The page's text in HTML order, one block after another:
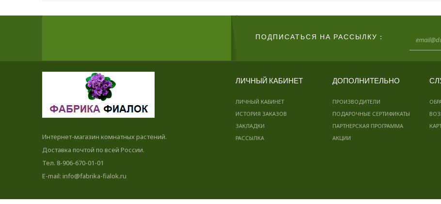
ПОДПИСАТЬСЯ НА РАССЫЛКУ :
Интернет-магазин комнатных растений.
Доставка почтой по всей России.
Тел. 8-906-670-01-01
E-mail: info@fabrika-fialok.ru
ЛИЧНЫЙ КАБИНЕТ
ЛИЧНЫЙ КАБИНЕТ
ИСТОРИЯ ЗАКАЗОВ
ЗАКЛАДКИ
РАССЫЛКА
ДОПОЛНИТЕЛЬНО
ПРОИЗВОДИТЕЛИ
ПОДАРОЧНЫЕ СЕРТИФИКАТЫ
ПАРТНЕРСКАЯ ПРОГРАММА
АКЦИИ